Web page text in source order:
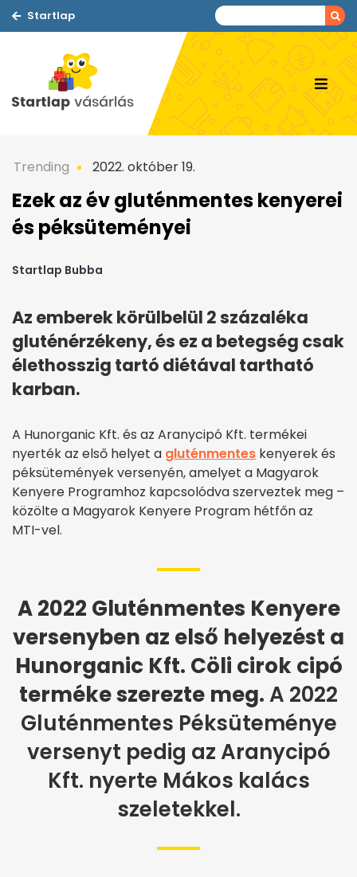
Startlap
Trending 2022. október 19.
Ezek az év gluténmentes kenyerei
és péksüteményei
Startlap Bubba
Az emberek körülbelül 2 százaléka
gluténérzékeny, és ez a betegség csak
élethosszig tartó diétával tartható
karban.
A Hunorganic Kft. és az Aranycipó Kft. termékei
nyerték az első helyet a gluténmentes kenyerek és
péksütemények versenyén, amelyet a Magyarok
Kenyere Programhoz kapcsolódva szerveztek meg –
közölte a Magyarok Kenyere Program hétfőn az
MTI-vel.
A 2022 Gluténmentes Kenyere
versenyben az első helyezést a
Hunorganic Kft. Cöli cirok cipó
terméke szerezte meg.A 2022
Gluténmentes Péksüteménye
versenyt pedig az Aranycipó
Kft. nyerte Mákos kalács
szeletekkel.